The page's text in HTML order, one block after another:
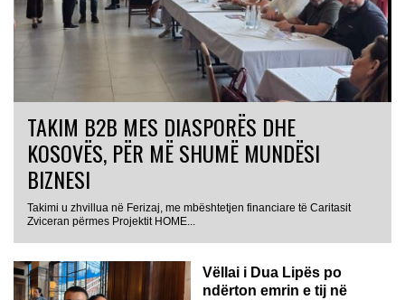
TAKIM B2B MES DIASPORËS DHE
KOSOVËS, PËR MË SHUMË MUNDËSI
BIZNESI
Takimi u zhvillua në Ferizaj, me mbështetjen financiare të Caritasit
Zviceran përmes Projektit HOME...
Vëllai i Dua Lipës po
ndërton emrin e tij në